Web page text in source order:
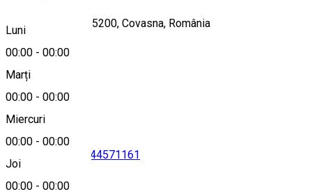
Luni
00:00 - 00:00
Marți
00:00 - 00:00
Miercuri
00:00 - 00:00
Joi
00:00 - 00:00
Strada Zânelor 525200, Covasna, România
Hartă
0744571161